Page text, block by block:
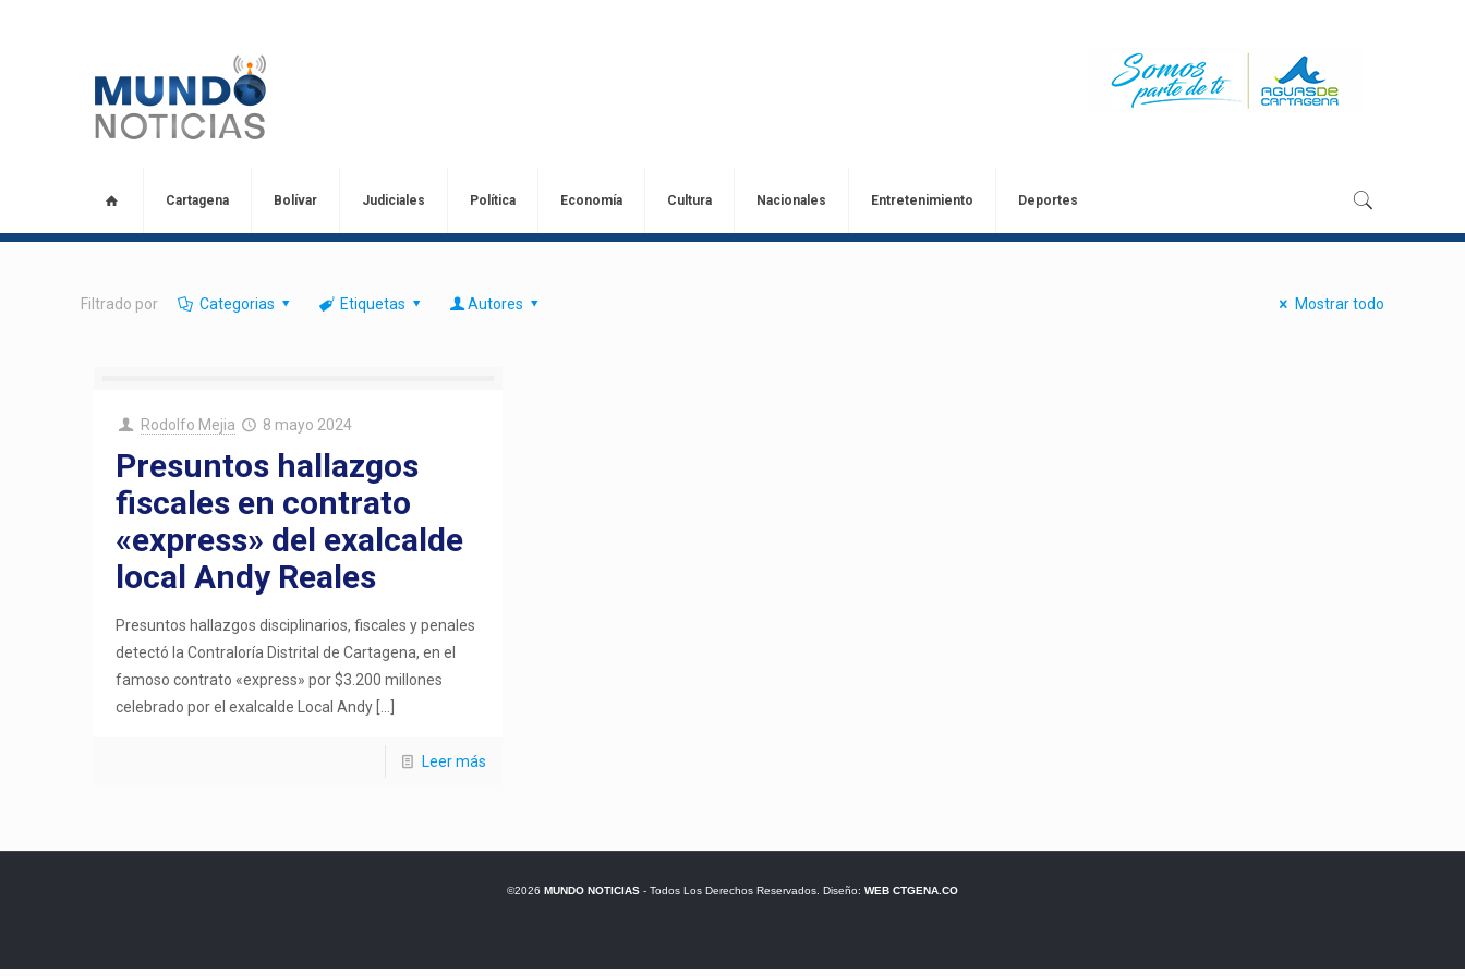
Cartagena Bolívar Judiciales Política Economía Cultura Nacionales Entretenimiento Deportes
Filtrado por Categorias Etiquetas Autores Mostrar todo
Rodolfo Mejia 8 mayo 2024
Presuntos hallazgos
fiscales en contrato
«express» del exalcalde
local Andy Reales
Presuntos hallazgos disciplinarios, fiscales y penales
detectó la Contraloría Distrital de Cartagena, en el
famoso contrato «express» por $3.200 millones
celebrado por el exalcalde Local Andy
Leer más
©2026 MUNDO NOTICIAS- Todos Los Derechos Reservados. Diseño: WEB CTGENA.CO